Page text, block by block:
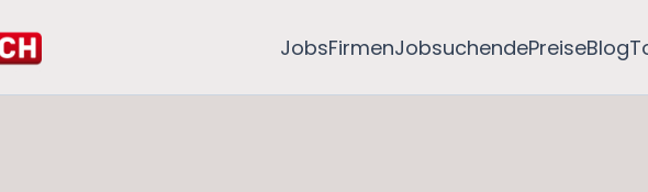
JobsFirmenJobsuchendePreiseBlog